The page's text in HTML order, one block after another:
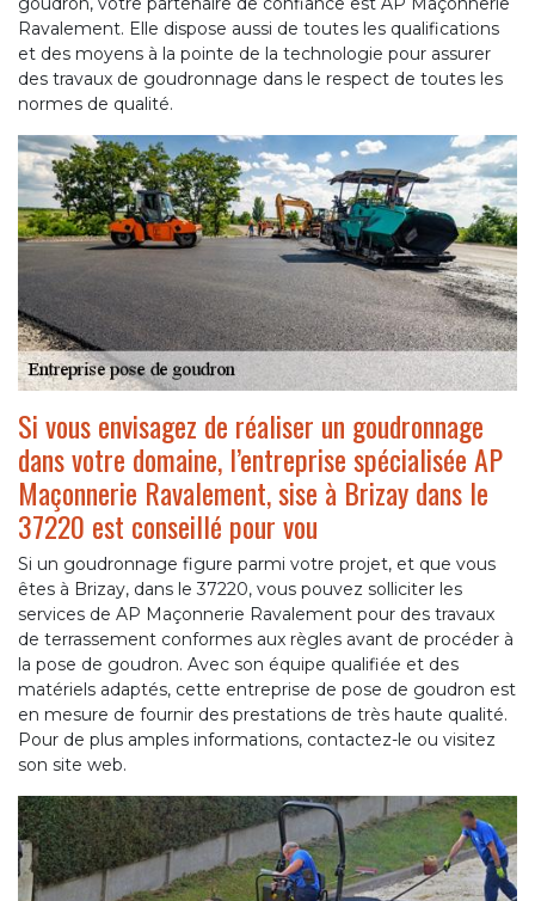
Ravalement. Elle dispose aussi de toutes les qualifications
et des moyens à la pointe de la technologie pour assurer
des travaux de goudronnage dans le respect de toutes les
normes de qualité.
Si vous envisagez de réaliser un goudronnage
dans votre domaine, l’entreprise spécialisée AP
Maçonnerie Ravalement, sise à Brizay dans le
37220 est conseillé pour vou
Si un goudronnage figure parmi votre projet, et que vous
êtes à Brizay, dans le 37220, vous pouvez solliciter les
services de AP Maçonnerie Ravalement pour des travaux
de terrassement conformes aux règles avant de procéder à
la pose de goudron. Avec son équipe qualifiée et des
matériels adaptés, cette entreprise de pose de goudron est
en mesure de fournir des prestations de très haute qualité.
Pour de plus amples informations, contactez-le ou visitez
son site web.